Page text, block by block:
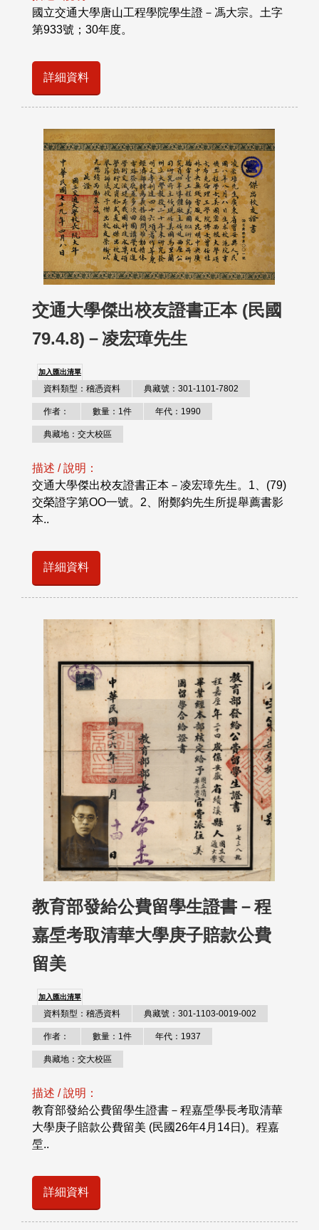
國立交通大學唐山工程學院學生證－馮大宗。土字
第933號；30年度。
詳細資料
交通大學傑出校友證書正本 (民國
79.4.8)－凌宏璋先生
加入匯出清單
資料類型：稽憑資料 典藏號：301-1101-7802
作者： 數量：1件 年代：1990
典藏地：交大校區
描述 / 說明：
交通大學傑出校友證書正本－凌宏璋先生。1、(79)
交榮證字第OO一號。2、附鄭鈞先生所提舉薦書影
本..
詳細資料
教育部發給公費留學生證書－程
嘉垕考取清華大學庚子賠款公費
留美
加入匯出清單
資料類型：稽憑資料 典藏號：301-1103-0019-002
作者： 數量：1件 年代：1937
典藏地：交大校區
描述 / 說明：
教育部發給公費留學生證書－程嘉垕學長考取清華
大學庚子賠款公費留美 (民國26年4月14日)。程嘉
垕..
詳細資料